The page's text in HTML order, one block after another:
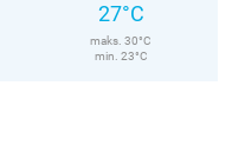
27°C
maks. 30°C
min. 23°C